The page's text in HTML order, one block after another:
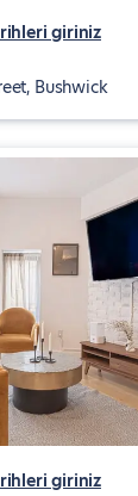
giriniz
Bushwick
giriniz